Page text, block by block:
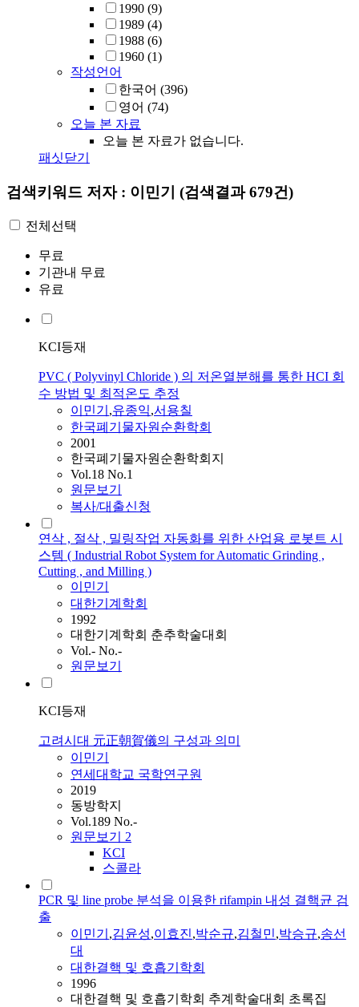
1990 (9)
1989 (4)
1988 (6)
1960 (1)
작성언어
한국어 (396)
영어 (74)
오늘 본 자료
오늘 본 자료가 없습니다.
패싯닫기
검색키워드 저자 : 이민기 (검색결과 679건)
전체선택
무료
기관내 무료
유료
KCI등재
PVC ( Polyvinyl Chloride ) 의 저온열분해를 통한 HCI 회
수 방법 및 최적온도 추정
이민기 ,유종익,서용칠
한국폐기물자원순환학회
2001
한국폐기물자원순환학회지
Vol.18 No.1
원문보기
복사/대출신청
연삭 , 절삭 , 밀링작업 자동화를 위한 산업용 로봇트 시
스템 ( Industrial Robot System for Automatic Grinding ,
Cutting , and Milling )
이민기
대한기계학회
1992
대한기계학회 춘추학술대회
Vol.- No.-
원문보기
KCI등재
고려시대 元正朝賀儀의 구성과 의미
이민기
연세대학교 국학연구원
2019
동방학지
Vol.189 No.-
원문보기 2
KCI
스콜라
PCR 및 line probe 분석을 이용한 rifampin 내성 결핵균 검
출
이민기 ,김윤성,이효진,박순규,김철민,박승규,송선
대
대한결핵 및 호흡기학회
1996
대한결핵 및 호흡기학회 추계학술대회 초록집